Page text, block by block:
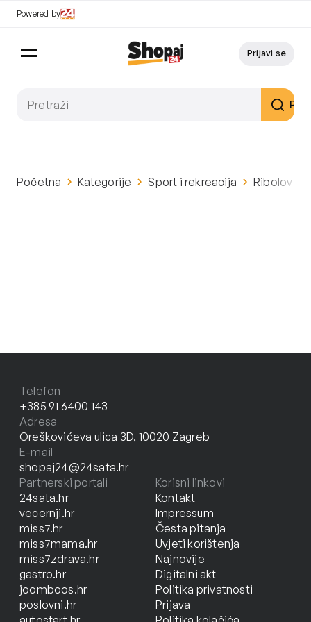
Powered by
Prijavi se
Početna Kategorije Sport i rekreacija Ribolov
Telefon
+385 91 6400 143
Adresa
Oreškovićeva ulica 3D, 10020 Zagreb
E-mail
shopaj24@24sata.hr
Partnerski portali
24sata.hr
vecernji.hr
miss7.hr
miss7mama.hr
miss7zdrava.hr
gastro.hr
joomboos.hr
poslovni.hr
Korisni linkovi
Kontakt
Impressum
Česta pitanja
Uvjeti korištenja
Najnovije
Digitalni akt
Politika privatnosti
Prijava